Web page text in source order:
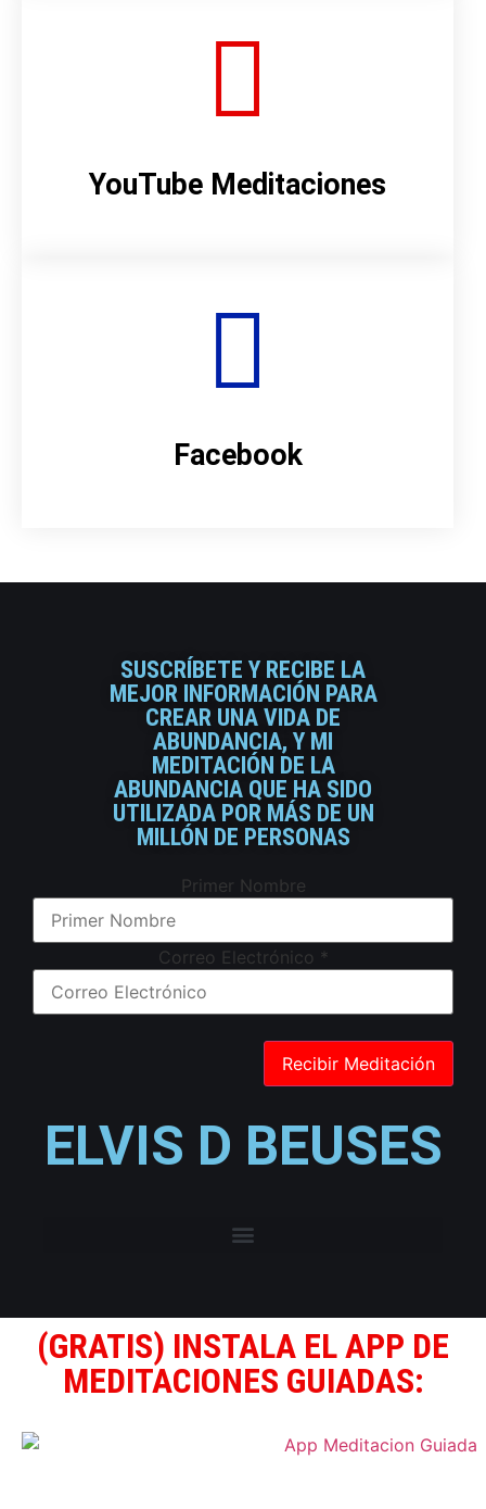
YouTube Meditaciones
Facebook
SUSCRÍBETE Y RECIBE LA
MEJOR INFORMACIÓN PARA
CREAR UNA VIDA DE
ABUNDANCIA, Y MI
MEDITACIÓN DE LA
ABUNDANCIA QUE HA SIDO
UTILIZADA POR MÁS DE UN
MILLÓN DE PERSONAS
Primer Nombre
Correo Electrónico *
ELVIS D BEUSES
(GRATIS) INSTALA EL APP DE
MEDITACIONES GUIADAS: